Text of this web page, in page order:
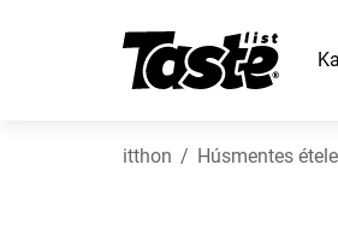
itthon Húsmentes